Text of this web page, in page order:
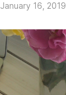
January 16, 2019